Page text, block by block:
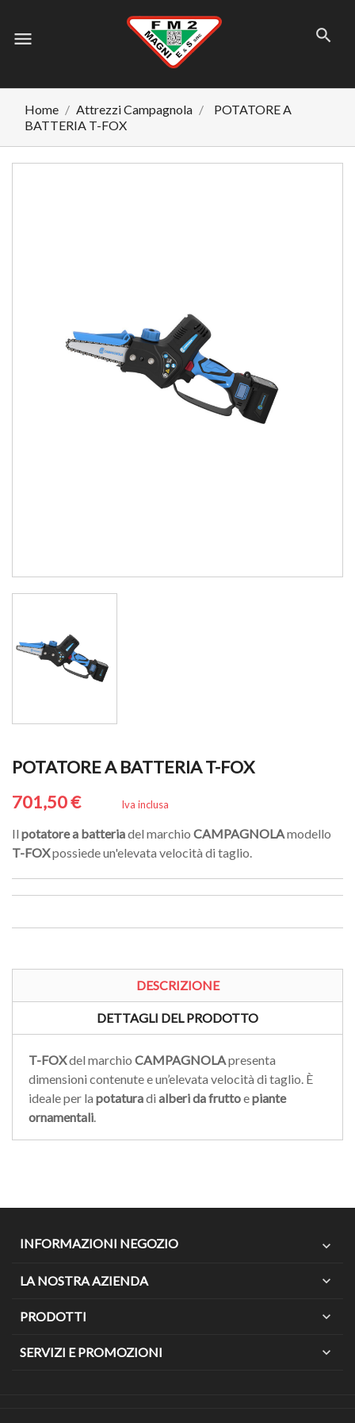
menu
Home Attrezzi Campagnola
POTATORE A
BATTERIA T-FOX
POTATORE A BATTERIA T-FOX
701,50 €
Iva inclusa
Il potatore a batteriadel marchio CAMPAGNOLAmodello
T-FOXpossiede un'elevata velocità di taglio.
DESCRIZIONE
DETTAGLI DEL PRODOTTO
T-FOXdel marchio CAMPAGNOLApresenta
dimensioni contenute e un’elevata velocità di taglio. È
ideale per la potaturadi alberi da fruttoepiante
ornamentali.
INFORMAZIONI NEGOZIO expand_more
LA NOSTRA AZIENDA expand_more
PRODOTTI expand_more
SERVIZI E PROMOZIONI expand_more